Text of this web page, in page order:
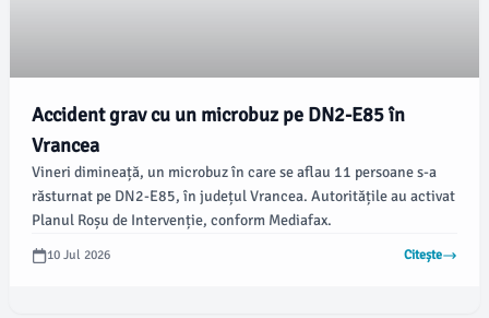
Accident grav cu un microbuz pe DN2-E85 în
Vrancea
Vineri dimineață, un microbuz în care se aflau 11 persoane s-a
răsturnat pe DN2-E85, în județul Vrancea. Autoritățile au activat
Planul Roșu de Intervenție, conform Mediafax.
10 Jul 2026 Citește